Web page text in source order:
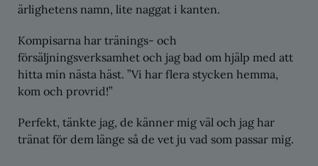
ärlighetens namn, lite naggat i kanten.
Kompisarna har tränings- och
försäljningsverksamhet och jag bad om hjälp med att
hitta min nästa häst. ”Vi har flera stycken hemma,
kom och provrid!”
Perfekt, tänkte jag, de känner mig väl och jag har
tränat för dem länge så de vet ju vad som passar mig.